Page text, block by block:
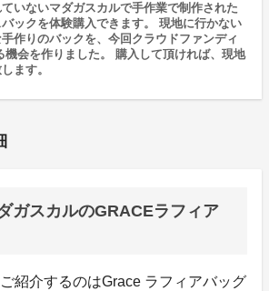
いないマダガスカルで手作業で制作された
ックを体験購入できます。 現地に行かない
作りのバックを、今回クラウドファンディ
機会を作りました。 購入して頂ければ、現地
ます。
ルのGRACEラフィア
紹介するのはGrace ラフィアバッグ